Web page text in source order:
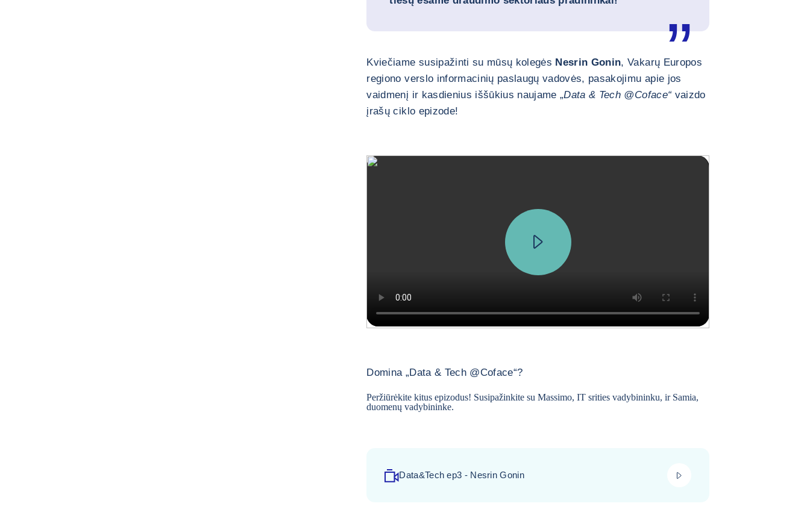
Kviečiame susipažinti su mūsų kolegės Nesrin Gonin, Vakarų Europos
regiono verslo informacinių paslaugų vadovės, pasakojimu apie jos
vaidmenį ir kasdienius iššūkius naujame „Data & Tech @Coface“ vaizdo
įrašų ciklo epizode!
Domina „Data & Tech @Coface“?
Peržiūrėkite kitus epizodus! Susipažinkite su Massimo, IT srities vadybininku, ir Samia,
duomenų vadybininke.
Data&Tech ep3 - Nesrin Gonin